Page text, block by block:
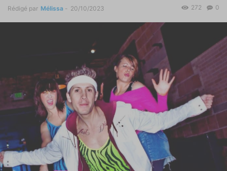
Rédigé par Mélissa - 20/10/2023 0
272